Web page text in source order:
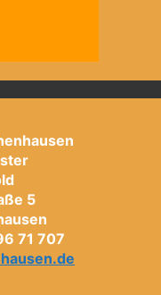
5
71 707